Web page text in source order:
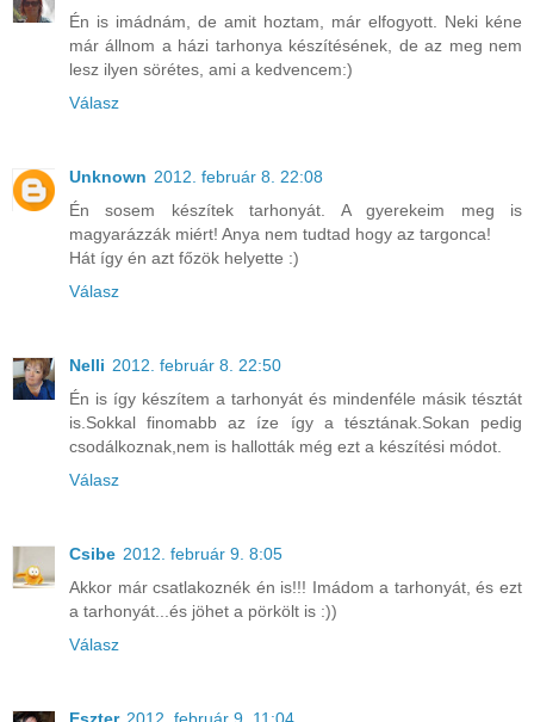
Én is imádnám, de amit hoztam, már elfogyott. Neki kéne
már állnom a házi tarhonya készítésének, de az meg nem
lesz ilyen sörétes, ami a kedvencem:)
Válasz
Unknown 2012. február 8. 22:08
Én sosem készítek tarhonyát. A gyerekeim meg is
magyarázzák miért! Anya nem tudtad hogy az targonca!
Hát így én azt főzök helyette :)
Válasz
Nelli 2012. február 8. 22:50
Én is így készítem a tarhonyát és mindenféle másik tésztát
is.Sokkal finomabb az íze így a tésztának.Sokan pedig
csodálkoznak,nem is hallották még ezt a készítési módot.
Válasz
Csibe 2012. február 9. 8:05
Akkor már csatlakoznék én is!!! Imádom a tarhonyát, és ezt
a tarhonyát...és jöhet a pörkölt is :))
Válasz